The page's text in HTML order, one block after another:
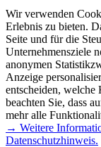
Wir verwenden
Erlebnis zu bieten.
Seite und für die
Unternehmensziele
anonymen
Anzeige
entscheiden, welche
beachten Sie, dass
mehr alle
→ Weitere
Datenschutzhinweis.